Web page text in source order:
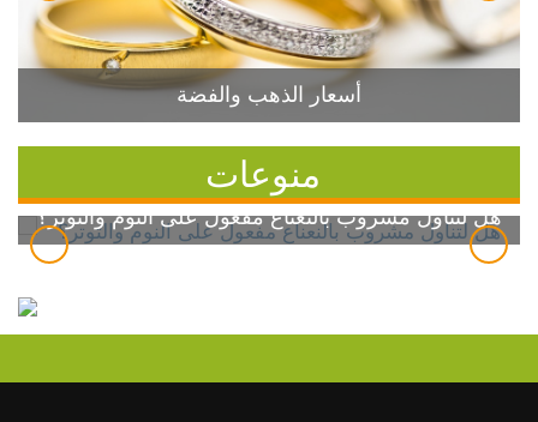
أسعار الذهب والفضة
منوعات
هل لتناول مشروب بالنعناع مفعول على النوم والتوتر؟